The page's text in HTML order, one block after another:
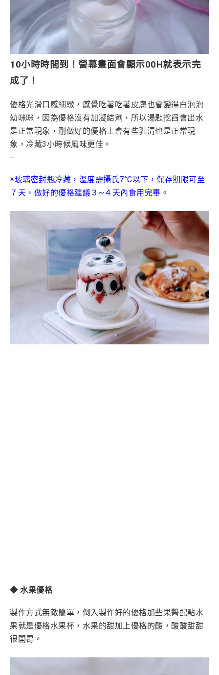
10小時時間到！營幕畫面會顯示00H就表示完
成了！
優格光滑口感細緻，感覺吃著吃著皮膚也會變得白泡泡
幼咪咪，因為優格沒有加凝結劑，所以湯匙挖舀會出水
是正常現象，剛做好的優格上會有些乳清也是正常現
象，冷藏3小時候風味更佳。
–
※玻璃密封瓶冷藏，溫度需攝氏7°C以下，保存期限可至
７天 ， 做好的優格建議３~４天內食用完畢 。
◆ 水果優格
製作方式無敵簡單，倒入製作好的優格加些果醬配點水
果就是優格水果杯，水果的甜加上優格的酸，酸酸甜甜
很開胃。